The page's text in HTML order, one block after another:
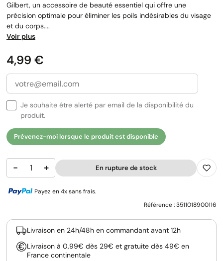
Gilbert, un accessoire de beauté essentiel qui offre une
précision optimale pour éliminer les poils indésirables du visage
et du corps....
Voir plus
Prix
4,99 €
Je souhaite être alerté par email de la disponibilité du
produit.
Prévenez-moi lorsque le produit est disponible
− + En rupture de stock
Payez en 4x sans frais.
Référence :3511018900116
Livraison en 24h/48h en commandant avant 12h
Livraison à 0,99€ dès 29€ et gratuite dès 49€ en
France continentale